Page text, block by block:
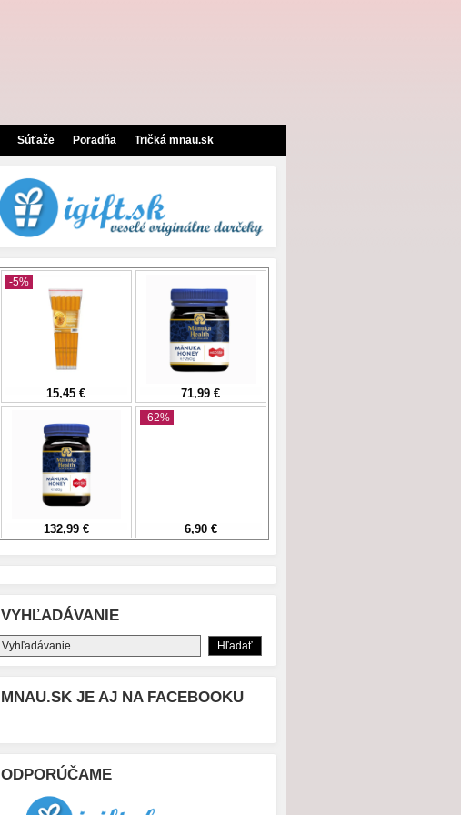
Súťaže Poradňa Tričká mnau.sk
VYHĽADÁVANIE
MNAU.SK JE AJ NA FACEBOOKU
ODPORÚČAME